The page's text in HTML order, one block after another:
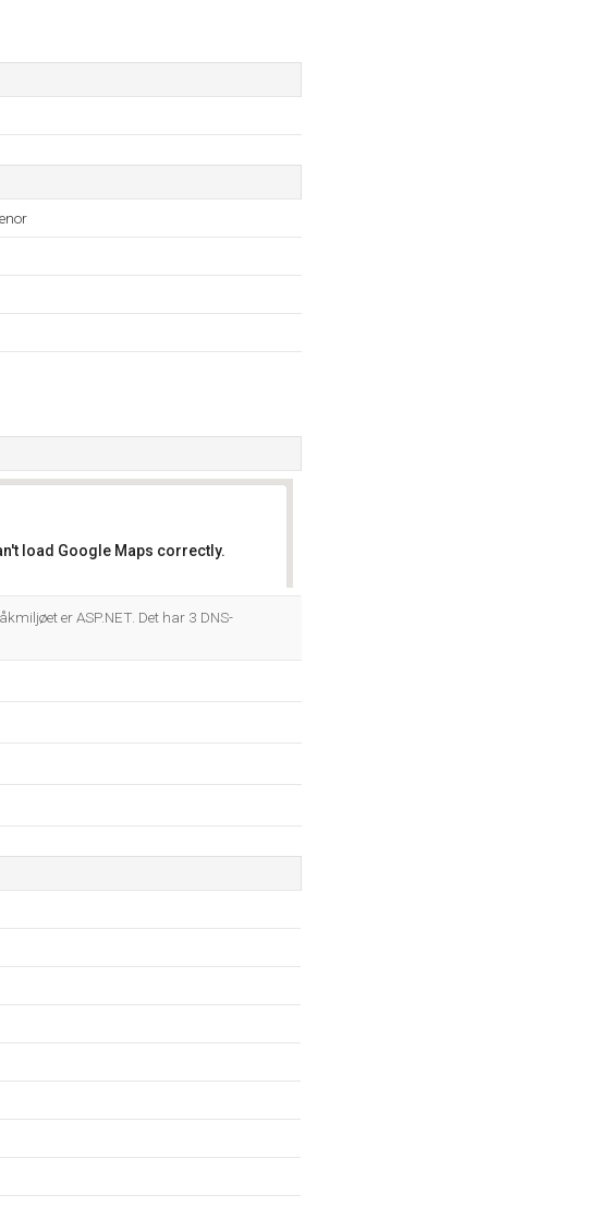
load Google Maps correctly.
website?
er ASP.NET. Det har 3 DNS-